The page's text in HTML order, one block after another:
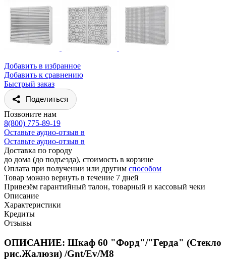
Добавить в избранное
Добавить к сравнению
Быстрый заказ
Поделиться
Позвоните нам
8(800) 775-89-19
Оставьте аудио-отзыв в
Оставьте аудио-отзыв в
Доставка по городу
до дома (до подъезда), стоимость в корзине
Оплата при получении или другим способом
Товар можно вернуть в течение 7 дней
Привезём гарантийный талон, товарный и кассовый чеки
Описание
Характеристики
Кредиты
Отзывы
ОПИСАНИЕ: Шкаф 60 "Форд"/"Герда" (Стекло
рис.Жалюзи) /Gnt/Ev/М8